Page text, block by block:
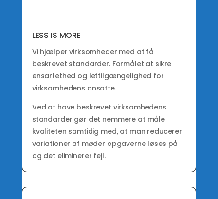
LESS IS MORE
Vi hjælper virksomheder med at få
beskrevet standarder. Formålet at sikre
ensartethed og lettilgængelighed for
virksomhedens ansatte.
Ved at have beskrevet virksomhedens
standarder gør det nemmere at måle
kvaliteten samtidig med, at man reducerer
variationer af møder opgaverne løses på
og det eliminerer fejl.